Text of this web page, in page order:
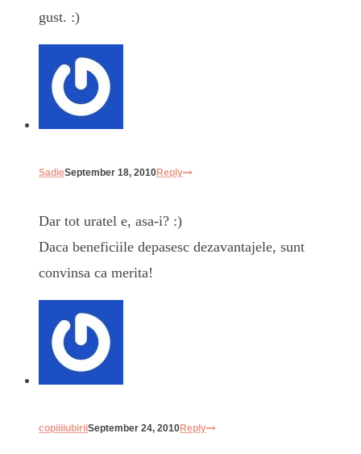
gust. :)
SadieSeptember 18, 2010Reply
Dar tot uratel e, asa-i? :)
Daca beneficiile depasesc dezavantajele, sunt
convinsa ca merita!
copiiiiubiriiSeptember 24, 2010Reply